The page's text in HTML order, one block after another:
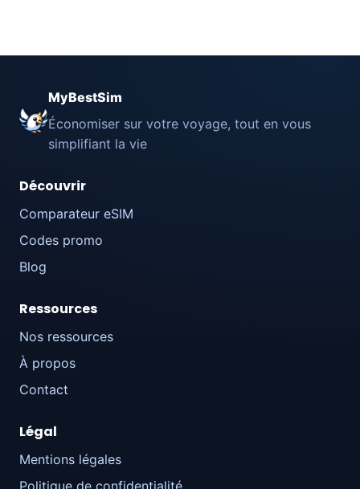
MyBestSim
Économiser sur votre voyage, tout en vous
simplifiant la vie
Découvrir
Comparateur eSIM
Codes promo
Blog
Ressources
Nos ressources
À propos
Contact
Légal
Mentions légales
Politique de confidentialité